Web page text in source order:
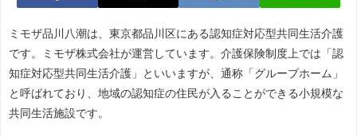
ミモザ品川八潮は、東京都品川区にある認知症対応型共同生活介護
です。ミモザ株式会社が運営しています。介護保険制度上では「認
知症対応型共同生活介護」といいますが、通称「グループホーム」
と呼ばれており、地域の認知症の住民が入ることができる小規模な
共同生活施設です。